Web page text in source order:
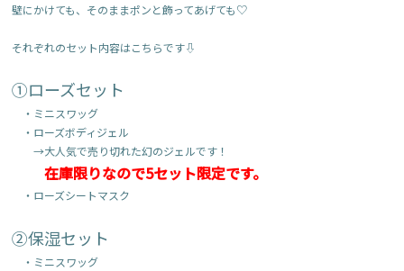
壁にかけても、そのままポンと飾ってあげても♡
それぞれのセット内容はこちらです⇩
①ローズセット
・ミニスワッグ
・ローズボディジェル
→大人気で売り切れた幻のジェルです！
在庫限りなので5セット限定です。
・ローズシートマスク
②保湿セット
・ミニスワッグ